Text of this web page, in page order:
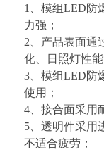
1、 模组LED防
力强；
2、产品表面通
化、日照灯性
3、 模组LED防
使用；
4、接合面采用
5、透明件采用
不适合疲劳；